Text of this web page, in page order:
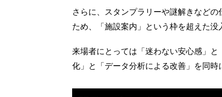
さらに、スタンプラリーや謎解きなど
ため、「施設案内」という枠を超えた没
来場者にとっては「迷わない安心感」
化」と「データ分析による改善」を同時